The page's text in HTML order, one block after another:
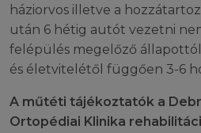
háziorvos illetve a
után 6 hétig autót vezetni
felépülés megelőző
és életvitelétől függően 3-6
A műtéti tájékoztatók a
Ortopédiai Klinika